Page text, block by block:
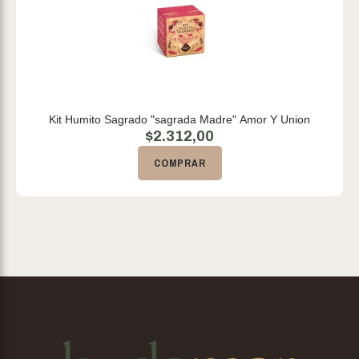
Kit Humito Sagrado "sagrada Madre" Amor Y Union
$2.312,00
COMPRAR